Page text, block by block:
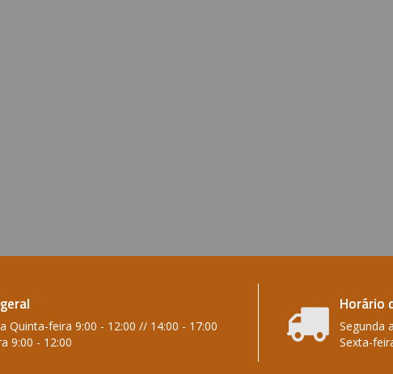
Quinta-feira 9:00 - 12:00 // 14:00 - 17:00
9:00 - 12:00
Horário
Segunda
Sexta-